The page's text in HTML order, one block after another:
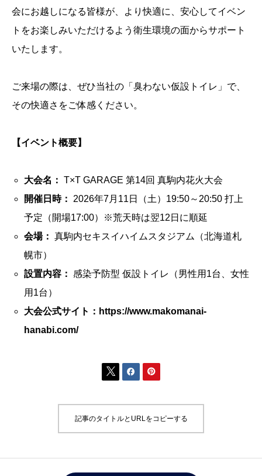
会にお越しになる皆様が、より快適に、安心してイベン
トをお楽しみいただけるよう衛生環境の面からサポート
いたします。
ご来場の際は、ぜひ当社の「臭わない仮設トイレ」で、
その快適さをご体感ください。
【イベント概要】
大会名： T×T GARAGE 第14回 真駒内花火大会
開催日時：
2026年7月11日（土）19:50～20:50 打上
予定（開場17:00）※荒天時は翌12日に順延
会場： 真駒内セキスイハイムスタジアム（北海道札
幌市）
設置内容： 感染予防型 仮設トイレ（男性用1台、女性
用1台）
大会公式サイト：https://www.makomanai-
hanabi.com/
  
記事のタイトルとURLをコピーする